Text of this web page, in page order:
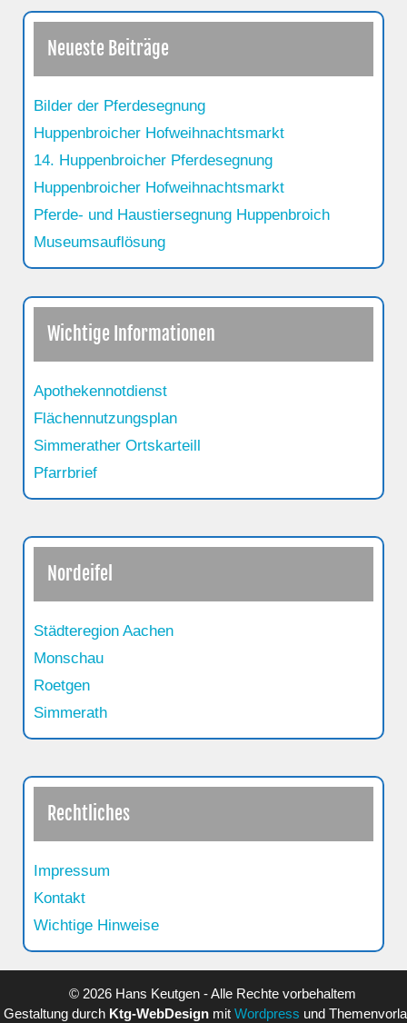
Neueste Beiträge
Bilder der Pferdesegnung
Huppenbroicher Hofweihnachtsmarkt
14. Huppenbroicher Pferdesegnung
Huppenbroicher Hofweihnachtsmarkt
Pferde- und Haustiersegnung Huppenbroich
Museumsauflösung
Wichtige Informationen
Apothekennotdienst
Flächennutzungsplan
Simmerather Ortskarteill
Pfarrbrief
Nordeifel
Städteregion Aachen
Monschau
Roetgen
Simmerath
Rechtliches
Impressum
Kontakt
Wichtige Hinweise
© 2026 Hans Keutgen - Alle Rechte vorbehaltem
Gestaltung durch Ktg-WebDesign mit Wordpress und